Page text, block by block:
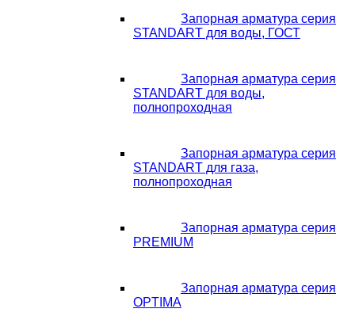
Запорная арматура серия
STANDART для воды, ГОСТ
Запорная арматура серия
STANDART для воды,
полнопроходная
Запорная арматура серия
STANDART для газа,
полнопроходная
Запорная арматура серия
PREMIUM
Запорная арматура серия
OPTIMA